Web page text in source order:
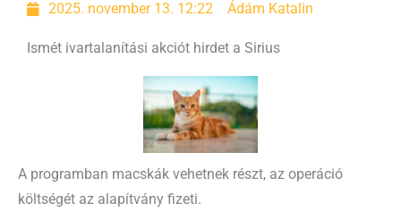
2025. november 13. 12:22 Ádám Katalin
Ismét ivartalanítási akciót hirdet a Sirius
A programban macskák vehetnek részt, az operáció
költségét az alapítvány fizeti.